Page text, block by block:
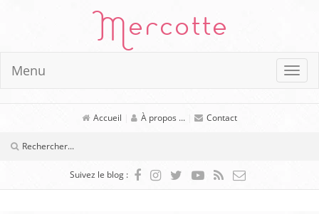
Mercotte
Menu
Accueil À propos ... Contact
Suivez le blog :